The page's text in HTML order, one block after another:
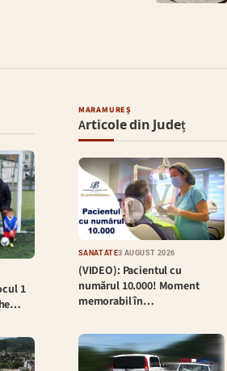
1
MARAMUREȘ
Articole din Județ
SĂNĂTATE3 AUGUST 2026
(VIDEO): Pacientul cu
numărul 10.000! Moment
memorabil în…